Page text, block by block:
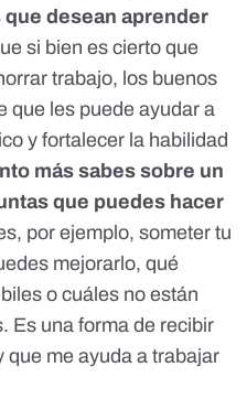
desean aprender
si bien es cierto que
trabajo, los buenos
que les puede ayudar a
y fortalecer la habilidad
más sabes sobre un
que puedes hacer
por ejemplo, someter tu
mejorarlo, qué
o cuáles no están
Es una forma de recibir
que me ayuda a trabajar